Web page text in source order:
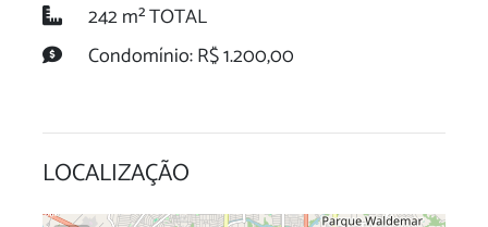
242 m² TOTAL
Condomínio: R$ 1.200,00
LOCALIZAÇÃO